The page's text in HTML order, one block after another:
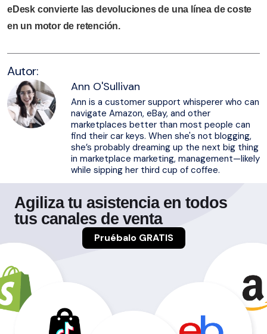
eDesk convierte las devoluciones de una línea de coste
en un motor de retención.
Autor:
Ann O'Sullivan
Ann is a customer support whisperer who can
navigate Amazon, eBay, and other
marketplaces better than most people can
find their car keys. When she's not blogging,
she’s probably dreaming up the next big thing
in marketplace marketing, management—likely
while sipping her third cup of coffee.
Agiliza tu asistencia en todos
tus canales de venta
Pruébalo GRATIS